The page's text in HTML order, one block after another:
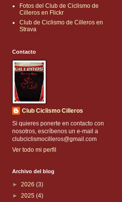
Fotos del Club de Ciclismo de
Cilleros en Flickr
Club de Ciclismo de Cilleros en
Strava
Contacto
Club Ciclismo Cilleros
Si quieres ponerte en contacto con
nosotros, escríbenos un e-mail a
clubciclismocilleros@gmail.com
Ver todo mi perfil
Archivo del blog
► 2026 (3)
► 2025 (4)